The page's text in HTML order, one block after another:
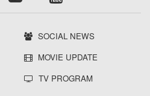
SOCIAL NEWS
MOVIE UPDATE
TV PROGRAM